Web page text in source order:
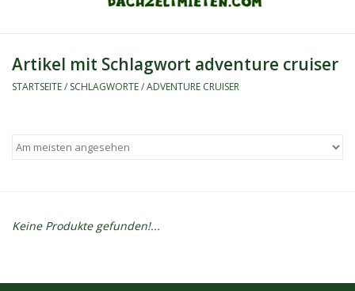
Camping/Outdoor
Kontakt
Artikel mit Schlagwort adventure cruiser
STARTSEITE/ SCHLAGWORTE/ADVENTURE CRUISER
Keine Produkte gefunden!...